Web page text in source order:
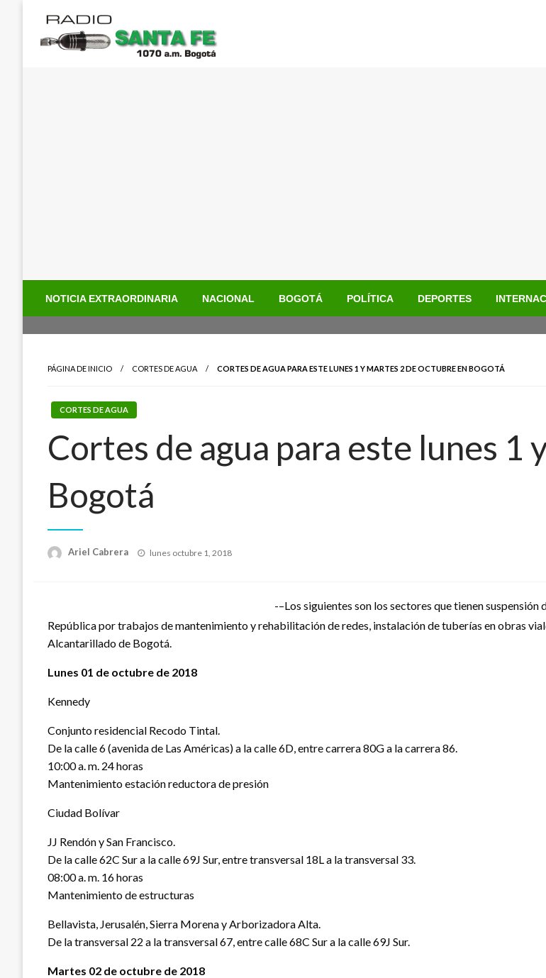
contenido
NOTICIA EXTRAORDINARIA NACIONAL BOGOTÁ POLÍTICA DEPORTES
PÁGINA DE INICIO CORTES DE AGUA CORTES DE AGUA PARA ESTE LUNES 1 Y MARTES 2 DE OCTUBRE EN BOGOTÁ
CORTES DE AGUA
Cortes de agua para este lunes 1
Bogotá
Ariel Cabrera
Publicado
lunes octubre 1, 2018
-–Los siguientes son los sectores que tienen
República por trabajos de mantenimiento y rehabilitación de redes, instalación de tuberías en obras
Alcantarillado de Bogotá.
Lunes 01 de octubre de 2018
Kennedy
Conjunto residencial Recodo Tintal.
De la calle 6 (avenida de Las Américas) a la calle 6D, entre carrera 80G a la carrera 86.
10:00 a. m. 24 horas
Mantenimiento estación reductora de presión
Ciudad Bolívar
JJ Rendón y San Francisco.
De la calle 62C Sur a la calle 69J Sur, entre transversal 18L a la transversal 33.
08:00 a. m. 16 horas
Mantenimiento de estructuras
Bellavista, Jerusalén, Sierra Morena y Arborizadora Alta.
De la transversal 22 a la transversal 67, entre calle 68C Sur a la calle 69J Sur.
Martes 02 de octubre de 2018